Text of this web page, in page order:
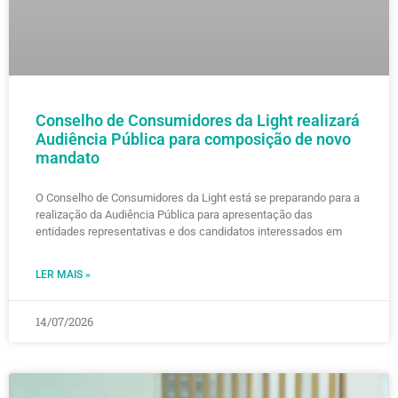
Conselho de Consumidores da Light realizará
Audiência Pública para composição de novo
mandato
O Conselho de Consumidores da Light está se preparando para a
realização da Audiência Pública para apresentação das
entidades representativas e dos candidatos interessados em
LER MAIS »
14/07/2026